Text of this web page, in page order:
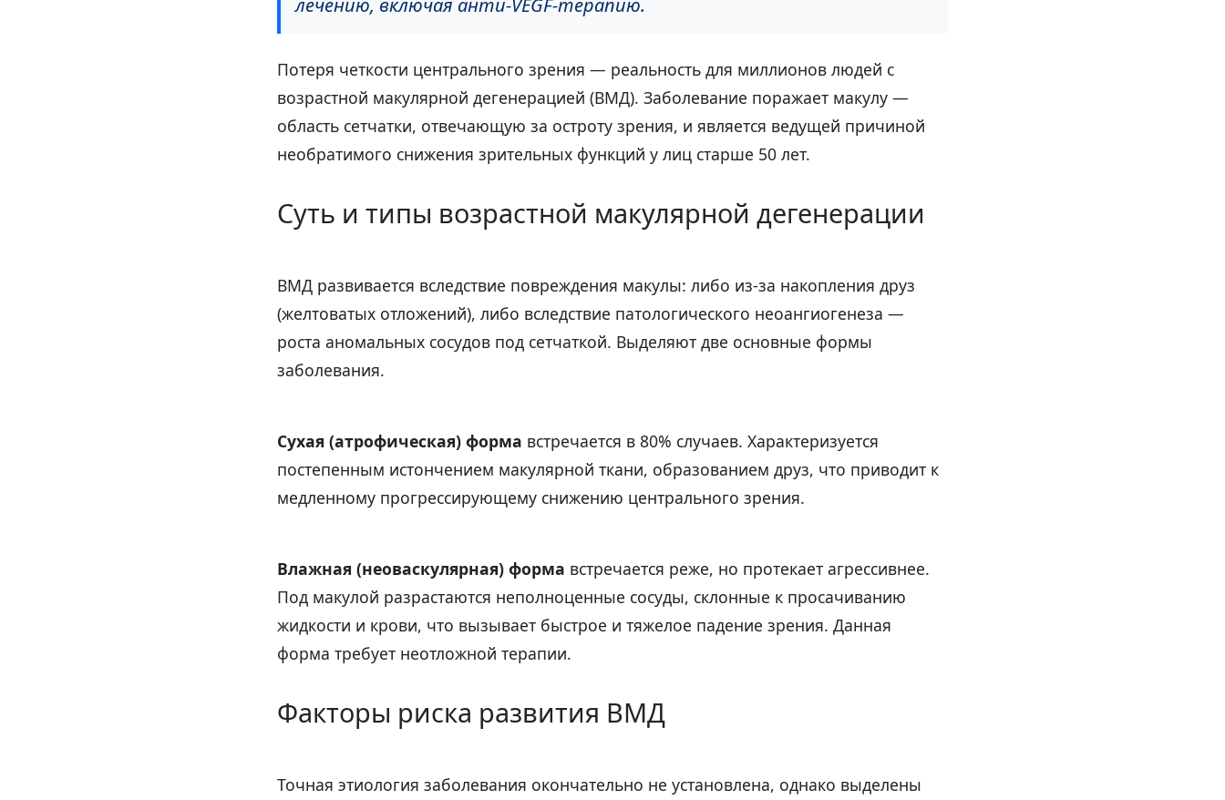
Потеря четкости центрального зрения — реальность для миллионов людей с
возрастной макулярной дегенерацией (ВМД). Заболевание поражает макулу —
область сетчатки, отвечающую за остроту зрения, и является ведущей причиной
необратимого снижения зрительных функций у лиц старше 50 лет.
Суть и типы возрастной макулярной дегенерации
ВМД развивается вследствие повреждения макулы: либо из-за накопления друз
(желтоватых отложений), либо вследствие патологического неоангиогенеза —
роста аномальных сосудов под сетчаткой. Выделяют две основные формы
заболевания.
Сухая (атрофическая) форма встречается в 80% случаев. Характеризуется
постепенным истончением макулярной ткани, образованием друз, что приводит к
медленному прогрессирующему снижению центрального зрения.
Влажная (неоваскулярная) форма встречается реже, но протекает агрессивнее.
Под макулой разрастаются неполноценные сосуды, склонные к просачиванию
жидкости и крови, что вызывает быстрое и тяжелое падение зрения. Данная
форма требует неотложной терапии.
Факторы риска развития ВМД
Точная этиология заболевания окончательно не установлена, однако выделены